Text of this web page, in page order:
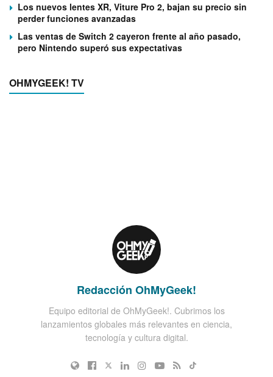
Los nuevos lentes XR, Viture Pro 2, bajan su precio sin
perder funciones avanzadas
Las ventas de Switch 2 cayeron frente al año pasado,
pero Nintendo superó sus expectativas
OHMYGEEK! TV
Redacción OhMyGeek!
Equipo editorial de OhMyGeek!. Cubrimos los
lanzamientos globales más relevantes en ciencia,
tecnología y cultura digital.